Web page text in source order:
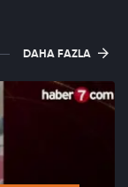
DAHA FAZLA